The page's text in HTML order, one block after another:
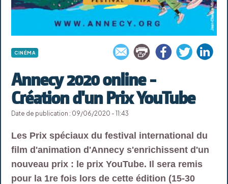
CINÉMA
Annecy 2020 online -
Création d'un Prix YouTube
Date de publication : 09/06/2020 - 11:43
Les Prix spéciaux du festival international du
film d'animation d'Annecy s'enrichissent d'un
nouveau prix : le prix YouTube. Il sera remis
pour la 1re fois lors de cette édition (15-30